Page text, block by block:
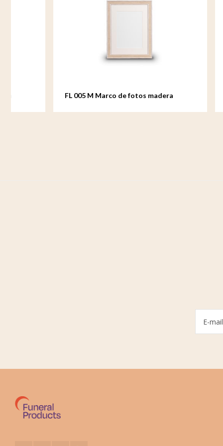
FL 005 M Marco de fotos madera
FL 007